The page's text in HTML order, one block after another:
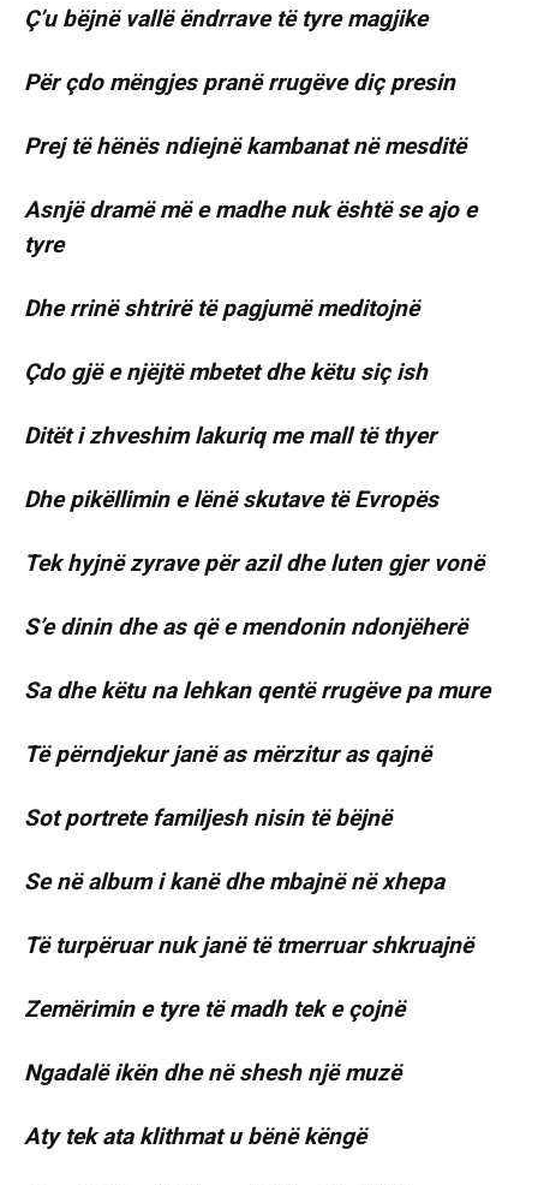
Ç’u bëjnë vallë ëndrrave të tyre magjike
Për çdo mëngjes pranë rrugëve diç presin
Prej të hënës ndiejnë kambanat në mesditë
Asnjë dramë më e madhe nuk është se ajo e
tyre
Dhe rrinë shtrirë të pagjumë meditojnë
Çdo gjë e njëjtë mbetet dhe këtu siç ish
Ditët i zhveshim lakuriq me mall të thyer
Dhe pikëllimin e lënë skutave të Evropës
Tek hyjnë zyrave për azil dhe luten gjer vonë
S’e dinin dhe as që e mendonin ndonjëherë
Sa dhe këtu na lehkan qentë rrugëve pa mure
Të përndjekur janë as mërzitur as qajnë
Sot portrete familjesh nisin të bëjnë
Se në album i kanë dhe mbajnë në xhepa
Të turpëruar nuk janë të tmerruar shkruajnë
Zemërimin e tyre të madh tek e çojnë
Ngadalë ikën dhe në shesh një muzë
Aty tek ata klithmat u bënë këngë